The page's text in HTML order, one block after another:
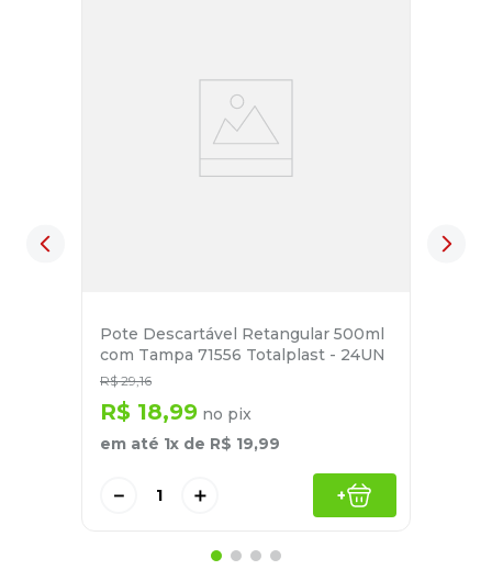
Pote Descartável Retangular 500ml
com Tampa 71556 Totalplast - 24UN
R$ 29,16
R$ 18,99 no pix
em até 1x de R$ 19,99
＋
－ +